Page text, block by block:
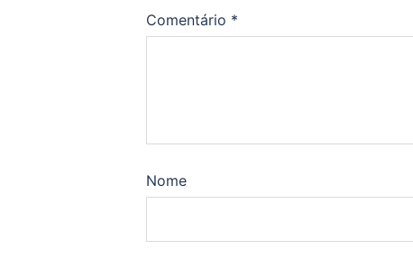
Comentário *
Nome